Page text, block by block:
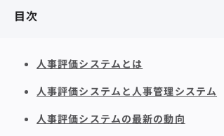
目次
人事評価システムとは
人事評価システムと人事管理システム
人事評価システムの最新の動向